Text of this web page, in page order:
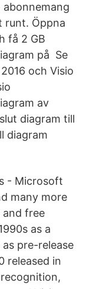
runt. Öppna
få 2 GB
på Se
och Visio
av
diagram till
diagram
- Microsoft
many more
and free
as a
pre-release
released in